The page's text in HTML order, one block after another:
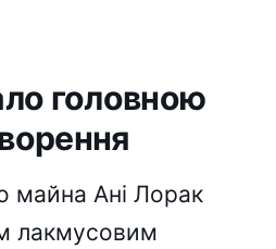
головною
майна Ані Лорак
лакмусовим